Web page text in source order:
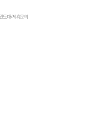
도매/제휴문의